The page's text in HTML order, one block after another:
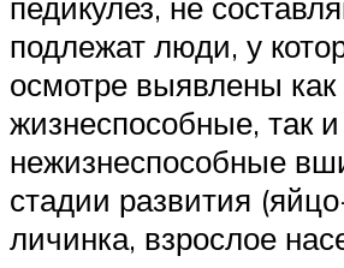
подлежат люди, у
осмотре выявлены как
жизнеспособные, так и
нежизнеспособные
стадии развития
личинка, взрослое